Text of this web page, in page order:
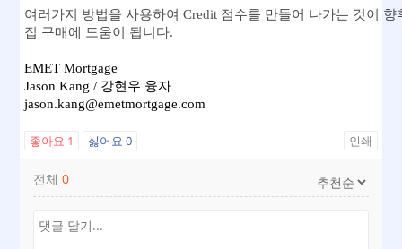
여러가지 방법을 사용하여 Credit 점수를 만들어 나가는 것이
집 구매에 도움이 됩니다.
EMET Mortgage
Jason Kang / 강현우 융자
jason.kang@emetmortgage.com
좋아요 1 싫어요0 인쇄
전체0